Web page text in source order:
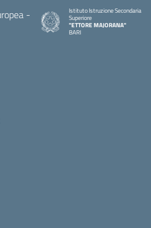
Istituto Istruzione Secondaria
Superiore
"ETTORE MAJORANA"
BARI